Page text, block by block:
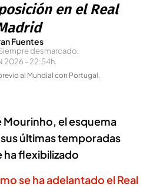
en el Real
Fuentes
desmarcado.
2026 - 22:54h.
al Mundial con Portugal.
Mourinho, el esquema
últimas temporadas
ha flexibilizado
se ha adelantado el Real